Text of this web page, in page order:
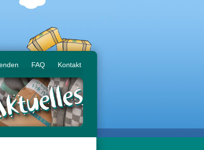
FAQ Kontakt